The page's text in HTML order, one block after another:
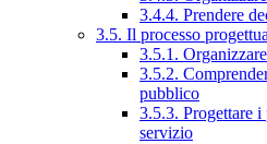
3.4.4. Prendere
3.5. Il processo
3.5.1.
3.5.2.
pubblico
3.5.3. Progettare i
servizio